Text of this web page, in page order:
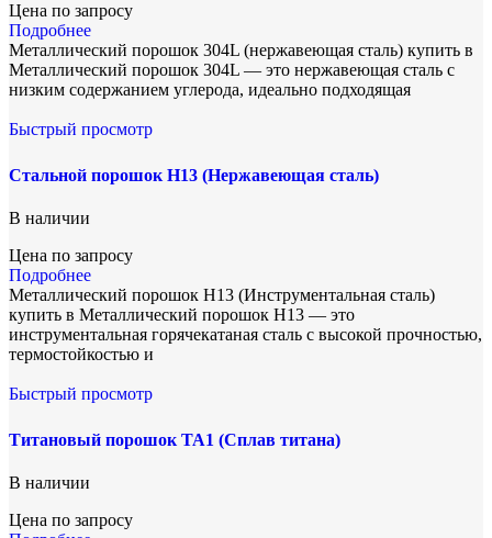
Цена по запросу
Подробнее
Металлический порошок 304L (нержавеющая сталь) купить в
Металлический порошок 304L — это нержавеющая сталь с
низким содержанием углерода, идеально подходящая
Быстрый просмотр
Стальной порошок H13 (Нержавеющая сталь)
В наличии
Цена по запросу
Подробнее
Металлический порошок H13 (Инструментальная сталь)
купить в Металлический порошок H13 — это
инструментальная горячекатаная сталь с высокой прочностью,
термостойкостью и
Быстрый просмотр
Титановый порошок TA1 (Сплав титана)
В наличии
Цена по запросу